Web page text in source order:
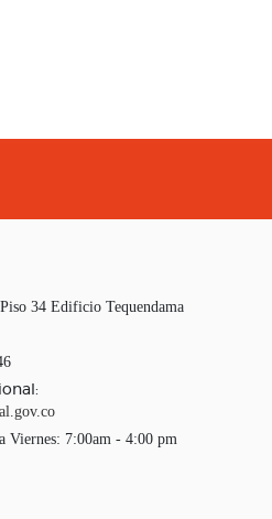
34 Edificio Tequendama
Viernes: 7:00am - 4:00 pm